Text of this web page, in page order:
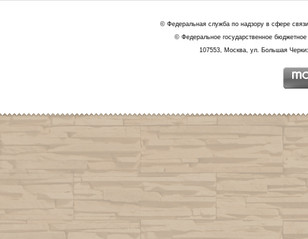
© Федеральная служба по надзору в сфере
© Федеральное государственное
107553, Москва, ул. Большая